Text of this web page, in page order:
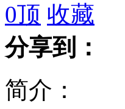
"小叶子"破纪录BBC
叶诗文药检没问题
0顶 收藏
分享到：
简介：